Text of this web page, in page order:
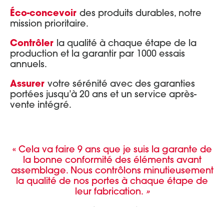
Éco-concevoir des produits durables, notre
mission prioritaire.
Contrôler la qualité à chaque étape de la
production et la garantir par 1000 essais
annuels.
Assurer votre sérénité avec des garanties
portées jusqu’à 20 ans et un service après-
vente intégré.
« Cela va faire 9 ans que je suis la garante de
la bonne conformité des éléments avant
assemblage. Nous contrôlons minutieusement
la qualité de nos portes à chaque étape de
leur fabrication. »